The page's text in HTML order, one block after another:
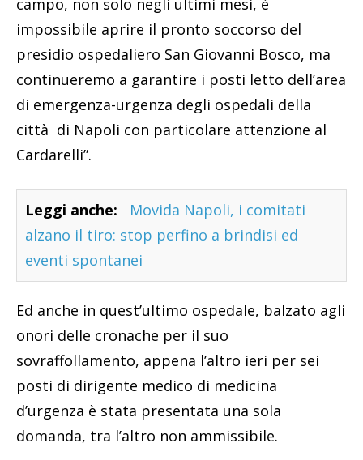
campo, non solo negli ultimi mesi, è
impossibile aprire il pronto soccorso del
presidio ospedaliero San Giovanni Bosco, ma
continueremo a garantire i posti letto dell’area
di emergenza-urgenza degli ospedali della
città di Napoli con particolare attenzione al
Cardarelli”.
Leggi anche:
Movida Napoli, i comitati
alzano il tiro: stop perfino a brindisi ed
eventi spontanei
Ed anche in quest’ultimo ospedale, balzato agli
onori delle cronache per il suo
sovraffollamento, appena l’altro ieri per sei
posti di dirigente medico di medicina
d’urgenza è stata presentata una sola
domanda, tra l’altro non ammissibile.